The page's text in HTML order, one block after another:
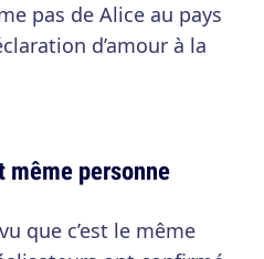
pas de Alice au pays
d’amour à la
même personne
que c’est le même